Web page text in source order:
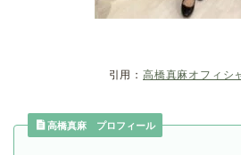
引用： 高橋真麻オフィシ
高橋真麻 プロフィール